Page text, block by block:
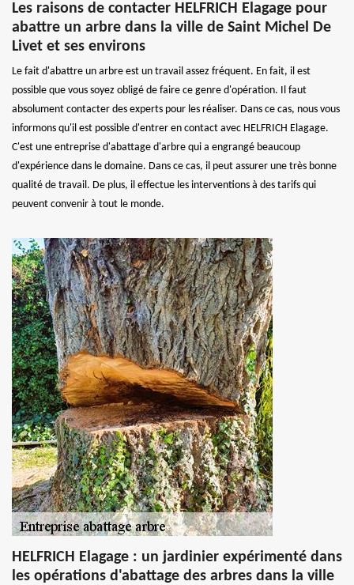
Les raisons de contacter HELFRICH Elagage pour
abattre un arbre dans la ville de Saint Michel De
Livet et ses environs
Le fait d'abattre un arbre est un travail assez fréquent. En fait, il est
possible que vous soyez obligé de faire ce genre d'opération. Il faut
absolument contacter des experts pour les réaliser. Dans ce cas, nous vous
informons qu'il est possible d'entrer en contact avec HELFRICH Elagage.
C'est une entreprise d'abattage d'arbre qui a engrangé beaucoup
d'expérience dans le domaine. Dans ce cas, il peut assurer une très bonne
qualité de travail. De plus, il effectue les interventions à des tarifs qui
peuvent convenir à tout le monde.
HELFRICH Elagage : un jardinier expérimenté dans
les opérations d'abattage des arbres dans la ville